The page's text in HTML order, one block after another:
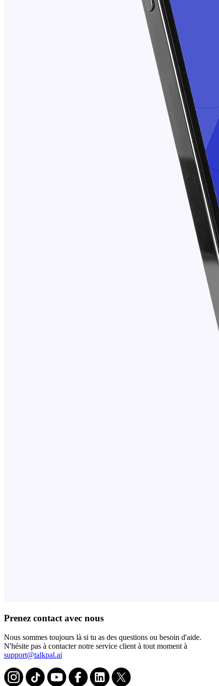
Prenez contact avec nous
Nous sommes toujours là si tu as des questions ou besoin d'aide.
N'hésite pas à contacter notre service client à tout moment à
support@talkpal.ai